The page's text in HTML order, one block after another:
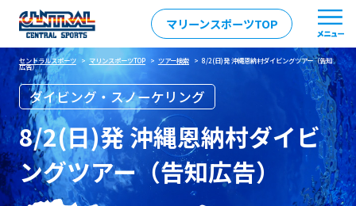
マリーンスポーツTOP
セントラルスポーツ> マリンスポーツTOP> ツアー検索> 8/2(日)発 沖縄恩納村ダイビングツアー（告知
広告）
ダイビング・スノーケリング
8/2(日)発 沖縄恩納村ダイビ
ングツアー（告知広告）